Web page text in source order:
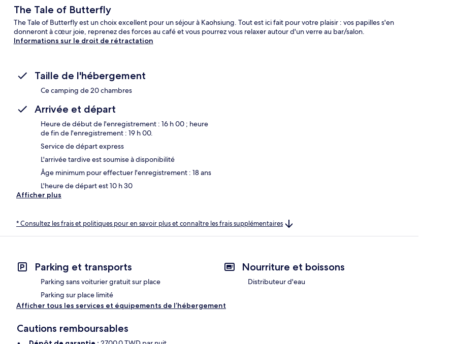
The Tale of Butterfly
The Tale of Butterfly est un choix excellent pour un séjour à Kaohsiung. Tout est ici fait pour votre plaisir : vos papilles s'en
donneront à cœur joie, reprenez des forces au café et vous pourrez vous relaxer autour d'un verre au bar/salon.
Informations sur le droit de rétractation
Taille de l'hébergement
Ce camping de 20 chambres
Arrivée et départ
Heure de début de l'enregistrement : 16 h 00 ; heure
de fin de l'enregistrement : 19 h 00.
Service de départ express
L'arrivée tardive est soumise à disponibilité
Âge minimum pour effectuer l'enregistrement : 18 ans
L'heure de départ est 10 h 30
Afficher plus
* Consultez les frais et politiques pour en savoir plus et connaître les frais supplémentaires
Parking et transports
Parking sans voiturier gratuit sur place
Parking sur place limité
Nourriture et boissons
Distributeur d'eau
Afficher tous les services et équipements de l’hébergement
Cautions remboursables